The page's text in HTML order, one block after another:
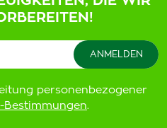
personenbezogener
Bestimmungen.